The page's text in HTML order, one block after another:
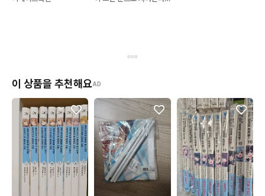
이 상품을 추천해요AD